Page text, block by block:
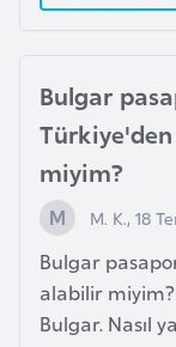
Bulgar
miyim?
M. K., 18
Bulgar
alabilir
Bulgar. Nasıl
l
d
i
ş
S
a
h
i
l
i